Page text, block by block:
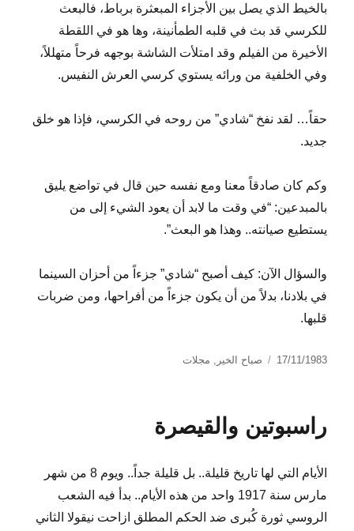
بالخيط الذي يصل بين الأجزاء المبعثرة برباط، فالبعث
للكرسي قد بث في قلبه الطمأنينة، وها هو في اللقطة
الأخيرة من الفيلم وقد امتلأت الشاشة بوجهه فرحاً متهللاً،
وفي الخلفية من ورائه يستوي كرسي العرش النفيس.
حقاً… لقد نفخ “شادي” من روحه في الكرسي، فإذا هو خلق
جديد.
وكم كان صادقاً معنا ومع نفسه حين قال في تواضع يليق
بالمبدعين: “في وقت ما لابد أن يعود الشيء إلى من
يستطيع صيانته.. وهذا هو البعث”.
والسؤال الآن: كيف أصبح “شادي” جزءاً من أحزان السينما
في بلادنا، بدلاً من أن يكون جزءاً من أفراحها، ومن ضربات
قلبها.
نُشرت
17/11/1983 التصنيفات
صباح الخير مجلات
راسبوتين والقيصرة
الأيام التي لها تاريخ قليلة.. بل قليلة جداً.. ويوم 8 من شهر
مارس سنة 1917 واحد من هذه الأيام.. بدأ فيه الشعب
الروسي ثورة كُبرى ضد الحكم المطلق ازاحت نيقولا الثاني